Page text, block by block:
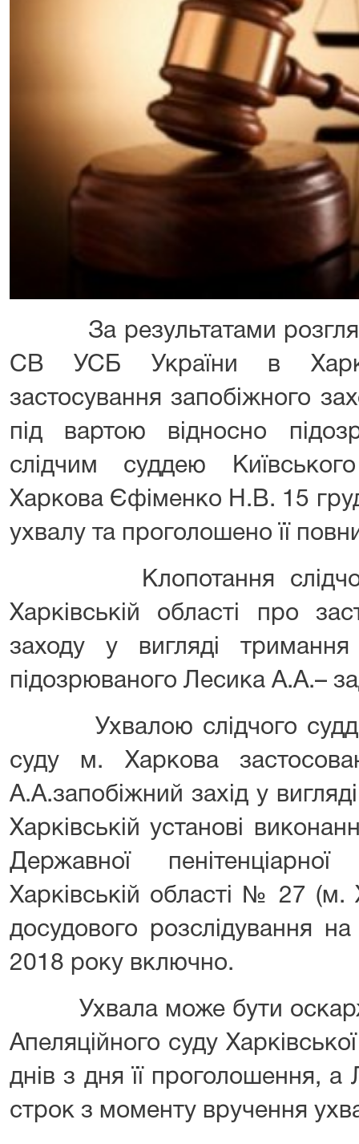
За результатами
СВ УСБ України в
застосування запобіжного
під вартою відносно
слідчим суддею
Харкова Єфіменко Н.В. 15
ухвалу та проголошено її
Клопотання
Харківській області про
заходу у вигляді
підозрюваного Лесика А.А.–
Ухвалою слідчого судді
суду м. Харкова
А.А.запобіжний захід у
Харківській установі
Державної
Харківській області № 27 (м.
досудового розслідування
2018 року включно.
Ухвала може бути
Апеляційного суду
днів з дня її проголошення,
строк з моменту вручення